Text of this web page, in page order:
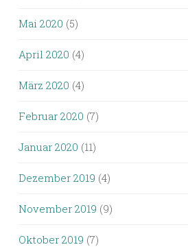
Mai 2020 (5)
April 2020 (4)
März 2020 (4)
Februar 2020 (7)
Januar 2020 (11)
Dezember 2019 (4)
November 2019 (9)
Oktober 2019 (7)